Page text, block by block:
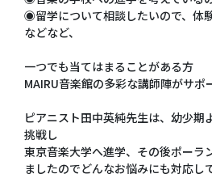
◉留学について相談したいので、体
などなど、
一つでも当てはまることがある方
MAIRU音楽館の多彩な講師陣がサポ
ピアニスト田中英純先生は、幼少期
挑戦し
東京音楽大学へ進学、その後ポーラ
ましたのでどんなお悩みにも対応し